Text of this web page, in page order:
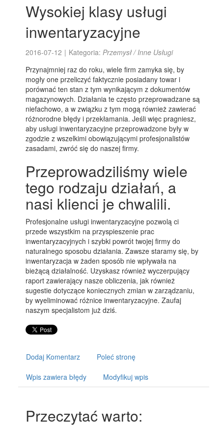
Wysokiej klasy usługi
inwentaryzacyjne
2016-07-12 | Kategoria:Przemysł / Inne Usługi
Przynajmniej raz do roku, wiele firm zamyka się, by
mogły one przeliczyć faktycznie posiadany towar i
porównać ten stan z tym wynikającym z dokumentów
magazynowych. Działania te często przeprowadzane są
niefachowo, a w związku z tym mogą również zawierać
różnorodne błędy i przekłamania. Jeśli więc pragniesz,
aby usługi inwentaryzacyjne przeprowadzone były w
zgodzie z wszelkimi obowiązującymi profesjonalistów
zasadami, zwróć się do naszej firmy.
Przeprowadziliśmy wiele
tego rodzaju działań, a
nasi klienci je chwalili.
Profesjonalne usługi inwentaryzacyjne pozwolą ci
przede wszystkim na przyspieszenie prac
inwentaryzacyjnych i szybki powrót twojej firmy do
naturalnego sposobu działania. Zawsze staramy się, by
inwentaryzacja w żaden sposób nie wpływała na
bieżącą działalność. Uzyskasz również wyczerpujący
raport zawierający nasze obliczenia, jak również
sugestie dotyczące koniecznych zmian w zarządzaniu,
by wyeliminować różnice inwentaryzacyjne. Zaufaj
naszym specjalistom już dziś.
Dodaj Komentarz Poleć stronę
Wpis zawiera błędy Modyfikuj wpis
Przeczytać warto: